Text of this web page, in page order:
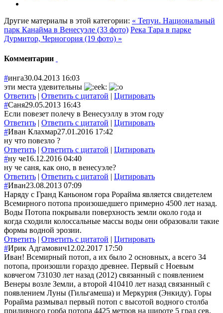
Другие материалы в этой категории: « Тепуи. Национальный
парк Канайма в Венесуэле (33 фото) Река Тара в парке
Дурмитор, Черногория (19 фото) »
Комментарии
#инга30.04.2013 16:03
эти места удевительны
Ответить | Ответить с цитатой | Цитировать
#Саня29.05.2013 16:43
Если повезет полечу в Венесуэллу в этом году
Ответить | Ответить с цитатой | Цитировать
#Иван Клахмар27.01.2016 17:42
ну что повезло ?
Ответить | Ответить с цитатой | Цитировать
#ну че16.12.2016 04:40
ну че саня, как оно, в венесуэле?
Ответить | Ответить с цитатой | Цитировать
#Иван23.08.2013 07:09
Наряду с Гранд Каньоном гора Рорайма является свидетелем
Всемирного потопа произошедшего примерно 4500 лет назад.
Воды Потопа покрывали поверхность земли около года и
когда сходили колоссальные массы воды они образовали такие
формы водной эрозии.
Ответить | Ответить с цитатой | Цитировать
#Ирик Адгамович12.02.2017 17:50
Иван! Всемирный потоп, а их было 2 основных, а всего 34
потопа, произошли гораздо древнее. Первый с Ноевым
ковчегом 731030 лет назад (2012) связанный с появлением
Венеры возле Земли, а второй 410410 лет назад связанный с
появлением Луны (Гильгамеша) и Меркурия (Энкиду). Горы
Рорайма размывал первый потоп с высотой водного столба
приливного горба потопа 4425 метров на широте 5 град сев.